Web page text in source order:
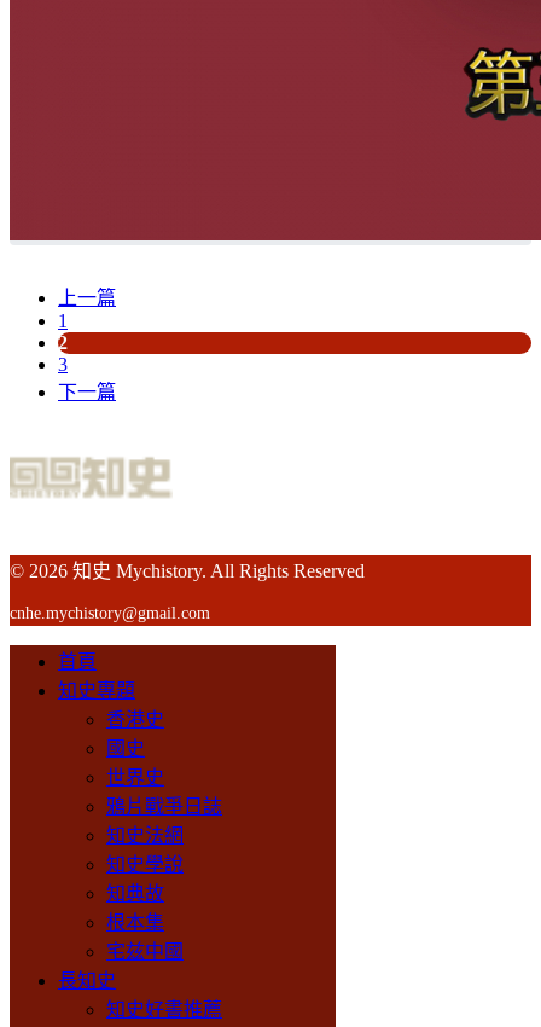
上一篇
1
2
3
下一篇
© 2026 知史 Mychistory. All Rights Reserved
cnhe.mychistory@gmail.com
首頁
知史專題
香港史
國史
世界史
鴉片戰爭日誌
知史法網
知史學說
知典故
根本集
宅兹中國
長知史
知史好書推薦